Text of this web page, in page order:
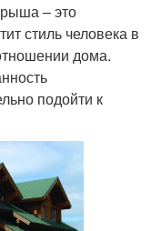
– это
стиль человека в
дома.
подойти к